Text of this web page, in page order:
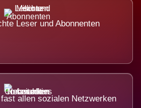
Leser und Abonnenten
allen sozialen Netzwerken